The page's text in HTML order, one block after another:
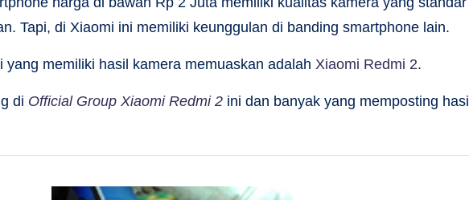
Tapi, di Xiaomi ini memiliki keunggulan di banding smartphone lain.
yang memiliki hasil kamera memuaskan adalah Xiaomi Redmi 2.
di Official Group Xiaomi Redmi 2 ini dan banyak yang memposting hasil